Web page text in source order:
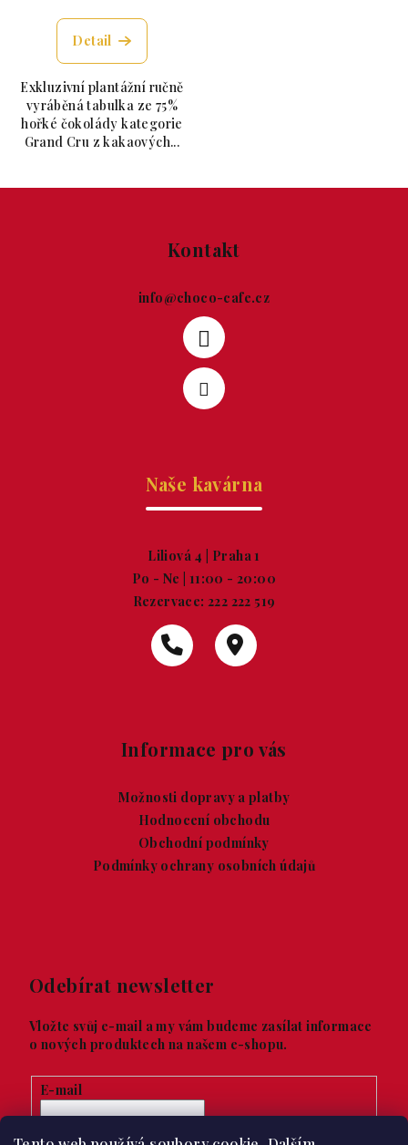
Detail
Exkluzivní plantážní ručně
vyráběná tabulka ze 75%
hořké čokolády kategorie
Grand Cru z kakaových...
Kontakt
info@choco-cafe.cz
Naše kavárna
Liliová 4 | Praha 1
Po - Ne | 11:00 - 20:00
Rezervace: 222 222 519
Informace pro vás
Možnosti dopravy a platby
Hodnocení obchodu
Obchodní podmínky
Podmínky ochrany osobních údajů
Odebírat newsletter
Vložte svůj e-mail a my vám budeme zasílat informace
o nových produktech na našem e-shopu.
E-mail